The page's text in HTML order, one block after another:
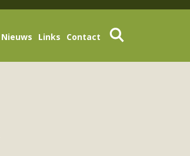
Nieuws Links Contact